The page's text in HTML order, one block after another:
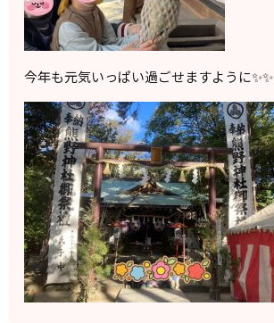
今年も元気いっぱい過ごせますように✨✨